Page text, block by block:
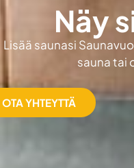
Näy
Lisää saunasi
sauna tai
OTA YHTEYTTÄ